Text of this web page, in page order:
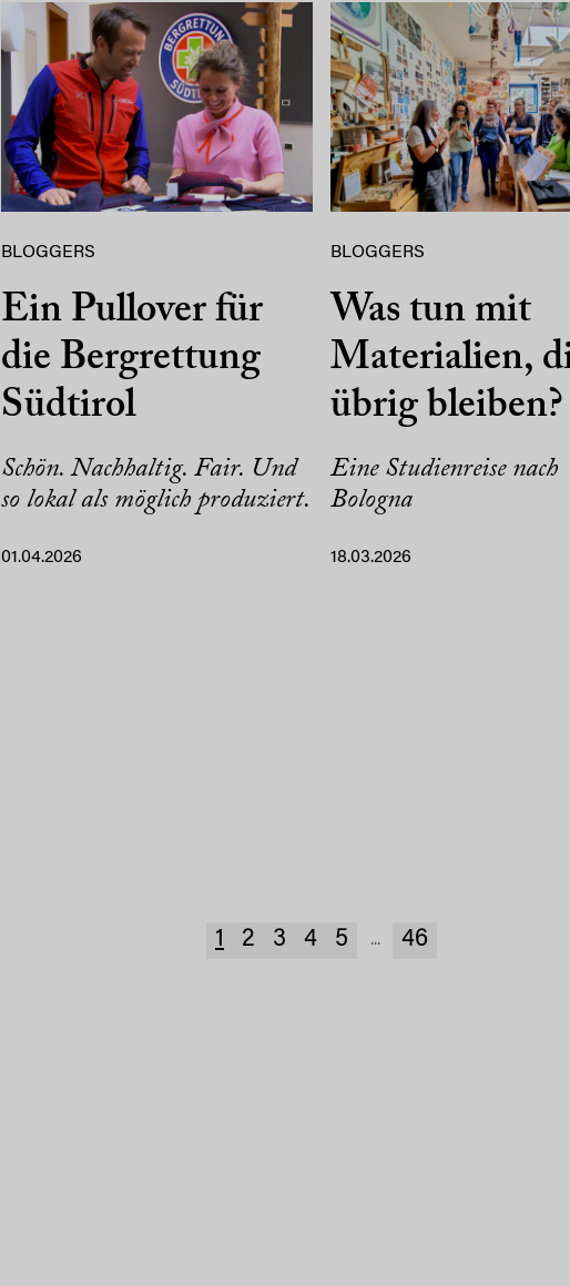
BLOGGERS
Ein Pullover für
die Bergrettung
Südtirol
Schön. Nachhaltig. Fair. Und
so lokal als möglich produziert.
01.04.2026
BLOGGERS
Was tun mit
Materialien,
übrig bleiben?
Eine Studienreise nach
Bologna
18.03.2026
1 2 3 4 5 ... 46